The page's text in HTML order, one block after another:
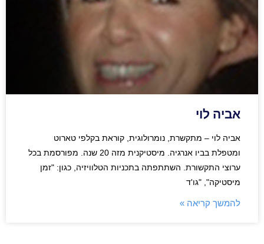
אביה לוי
אביה לוי – מתקשרת, נומרולוגית, קוראת בקלפי טארוט
ומטפלת בביו אנרגיה. מיסטיקנית מזה 20 שנה. מפורסמת בכל
ערוצי התקשורת. השתתפתה בתכניות הטלוויזיה, כגון: "זמן
מיסטיקה", "גו'ד
להמשך קריאה »